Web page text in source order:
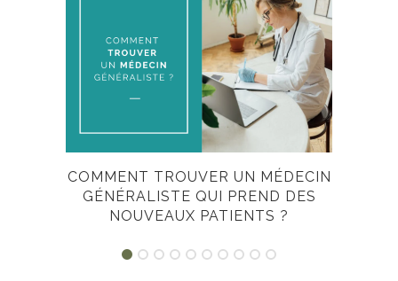
COMMENT TROUVER UN MÉDECIN
GÉNÉRALISTE QUI PREND DES
NOUVEAUX PATIENTS ?